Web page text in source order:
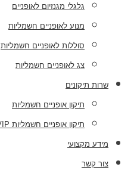
גלגלי מגנזיום לאופניים
מנוע לאופניים חשמליות
סוללות לאופניים חשמליות
צג לאופניים חשמליות
שרות תיקונים
תיקון אופניים חשמליות
תיקון אופניים חשמליות VIP עד הבית 03-6918944
מידע מקצועי
צור קשר